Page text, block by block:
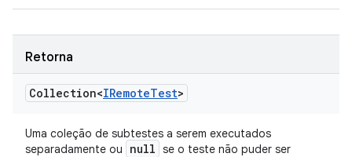
Retorna
Collection<IRemoteTest>
Uma coleção de subtestes a serem executados
separadamente ou
null se o teste não puder ser